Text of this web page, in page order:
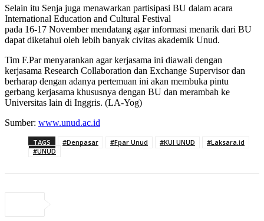
Selain itu Senja juga menawarkan partisipasi BU dalam acara
International Education and Cultural Festival
pada 16-17 November mendatang agar informasi menarik dari BU
dapat diketahui oleh lebih banyak civitas akademik Unud.
Tim F.Par menyarankan agar kerjasama ini diawali dengan
kerjasama Research Collaboration dan Exchange Supervisor dan
berharap dengan adanya pertemuan ini akan membuka pintu
gerbang kerjasama khususnya dengan BU dan merambah ke
Universitas lain di Inggris. (LA-Yog)
Sumber: www.unud.ac.id
TAGS #Denpasar #Fpar Unud #KUI UNUD
#Laksara.id
#UNUD